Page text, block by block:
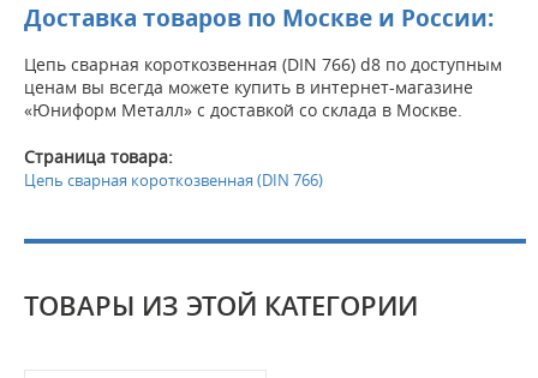
Доставка товаров по Москве и России:
Цепь сварная короткозвенная (DIN 766) d8 по доступным
ценам вы всегда можете купить в интернет-магазине
«Юниформ Металл» с доставкой со склада в Москве.
Страница товара:
Цепь сварная короткозвенная (DIN 766)
ТОВАРЫ ИЗ ЭТОЙ КАТЕГОРИИ